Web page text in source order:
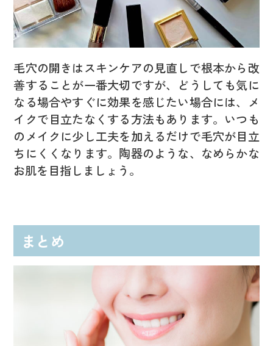
毛穴の開きはスキンケアの見直しで根本から改
善することが一番大切ですが、どうしても気に
なる場合やすぐに効果を感じたい場合には、メ
イクで目立たなくする方法もあります。いつも
のメイクに少し工夫を加えるだけで毛穴が目立
ちにくくなります。陶器のような、なめらかな
お肌を目指しましょう。
まとめ